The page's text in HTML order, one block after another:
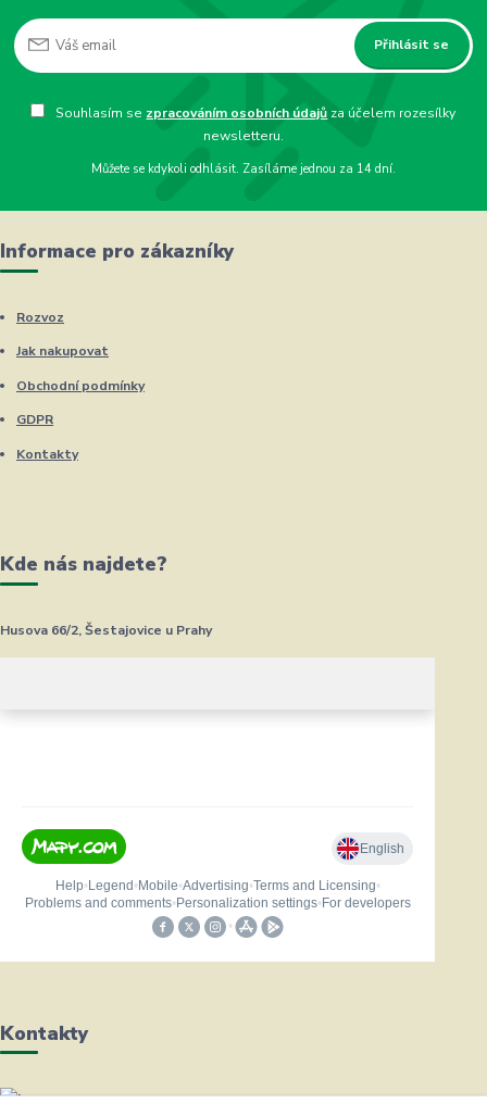
Přihlásit se
Souhlasím se zpracováním osobních údajů za účelem rozesílky
newsletteru.
Můžete se kdykoli odhlásit. Zasíláme jednou za 14 dní.
Informace pro zákazníky
Rozvoz
Jak nakupovat
Obchodní podmínky
GDPR
Kontakty
Kde nás najdete?
Husova 66/2, Šestajovice u Prahy
Kontakty